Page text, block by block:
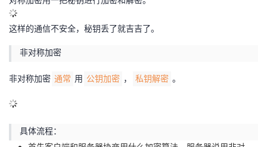
这样的通信不安全，秘钥丢了就吉吉了。
非对称加密
非对称加密 通常 用 公钥加密 ， 私钥解密 。
具体流程：